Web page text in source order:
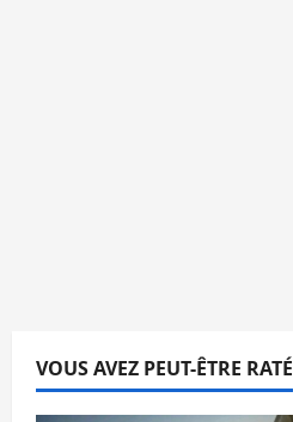
VOUS AVEZ PEUT-ÊTRE RATÉ